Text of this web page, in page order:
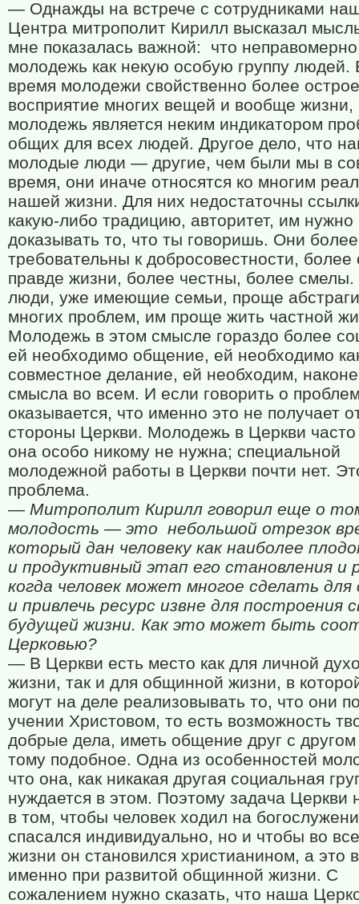
— Однажды на встрече с сотрудниками
Центра митрополит Кирилл высказал
мне показалась важной:
что
молодежь как некую особую группу людей.
время молодежи свойственно более острое
восприятие многих вещей и вообще жизни,
молодежь является неким индикатором
общих для всех людей. Другое дело, что
молодые люди — другие, чем были мы в
время, они иначе относятся ко многим
нашей жизни. Для них недостаточны
какую-либо традицию, авторитет, им нужно
доказывать то, что ты говоришь. Они более
требовательны к добросовестности, более
правде жизни, более честны, более
люди, уже имеющие семьи, проще
многих проблем, им проще жить частной
Молодежь в этом смысле гораздо более
ей необходимо общение, ей необходимо
совместное делание, ей необходим,
смысла во всем. И если говорить о
оказывается, что именно это не получает
стороны Церкви. Молодежь в Церкви
она особо никому не нужна; специальной
молодежной работы в Церкви почти нет.
проблема.
— Митрополит Кирилл говорил еще о
молодость — это небольшой отрезок
который дан человеку как наиболее
и продуктивный этап его становления и
когда человек может многое сделать для
и привлечь ресурс извне для построения
будущей жизни. Как это может быть
Церковью?
— В Церкви есть место как для личной
жизни, так и для общинной жизни, в
могут на деле реализовывать то, что они
учении Христовом, то есть возможность
добрые дела, иметь общение друг с
тому подобное. Одна из особенностей
что она, как никакая другая социальная
нуждается в этом. Поэтому задача Церкви
в том, чтобы человек ходил на
спасался индивидуально, но и чтобы во
жизни он становился христианином, а это
именно при развитой общинной жизни. С
сожалением нужно сказать, что наша